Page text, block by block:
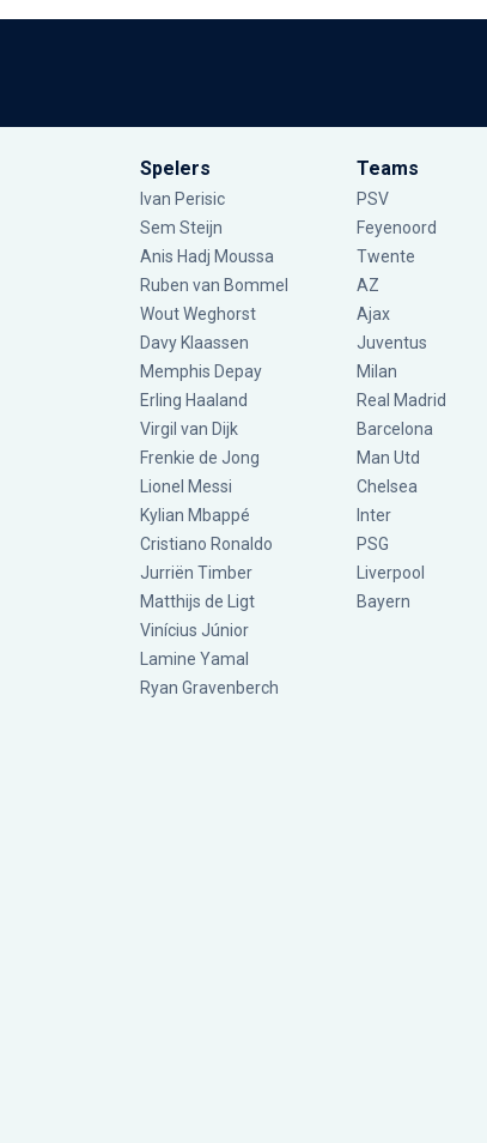
Spelers
Ivan Perisic
Sem Steijn
Anis Hadj Moussa
Ruben van Bommel
Wout Weghorst
Davy Klaassen
Memphis Depay
Erling Haaland
Virgil van Dijk
Frenkie de Jong
Lionel Messi
Kylian Mbappé
Cristiano Ronaldo
Jurriën Timber
Matthijs de Ligt
Vinícius Júnior
Lamine Yamal
Ryan Gravenberch
Teams
PSV
Feyenoord
Twente
AZ
Ajax
Juventus
Milan
Real Madrid
Barcelona
Man Utd
Chelsea
Inter
PSG
Liverpool
Bayern